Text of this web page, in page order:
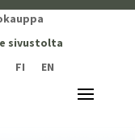
sivustolta
FI EN